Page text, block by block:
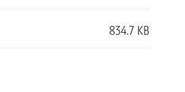
834.7 KB